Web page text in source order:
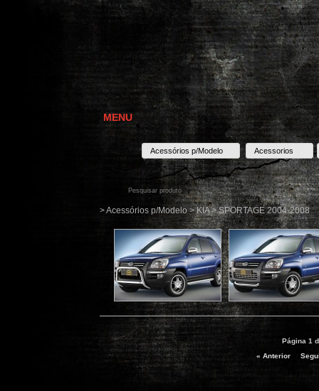
MENU
Acessórios p/Modelo Acessorios
> Acessórios p/Modelo > KIA > SPORTAGE 2004-2008
Página 1
« Anterior